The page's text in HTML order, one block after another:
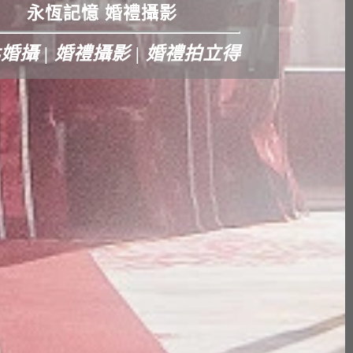
永恆記憶 婚禮攝影
攝 | 婚禮攝影 | 婚禮拍立得